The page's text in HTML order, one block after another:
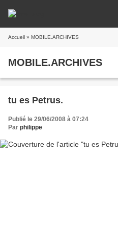
Accueil » MOBILE.ARCHIVES
MOBILE.ARCHIVES
tu es Petrus.
Publié le 29/06/2008 à 07:24
Par philippe